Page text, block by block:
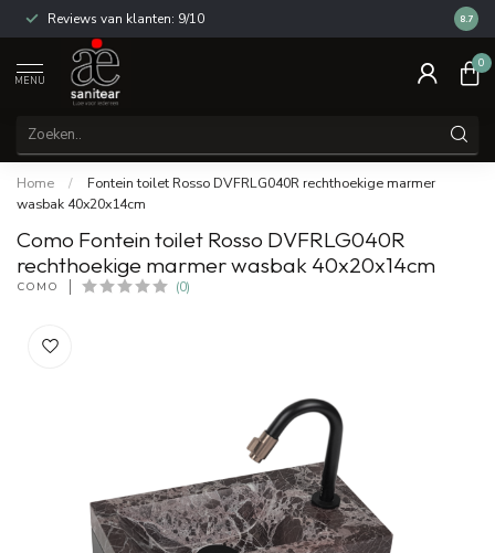
Reviews van klanten: 9/10 14
8.7
MENU
0
Home /
Fontein toilet Rosso DVFRLG040R rechthoekige marmer
wasbak 40x20x14cm
Como Fontein toilet Rosso DVFRLG040R
rechthoekige marmer wasbak 40x20x14cm
COMO (0)